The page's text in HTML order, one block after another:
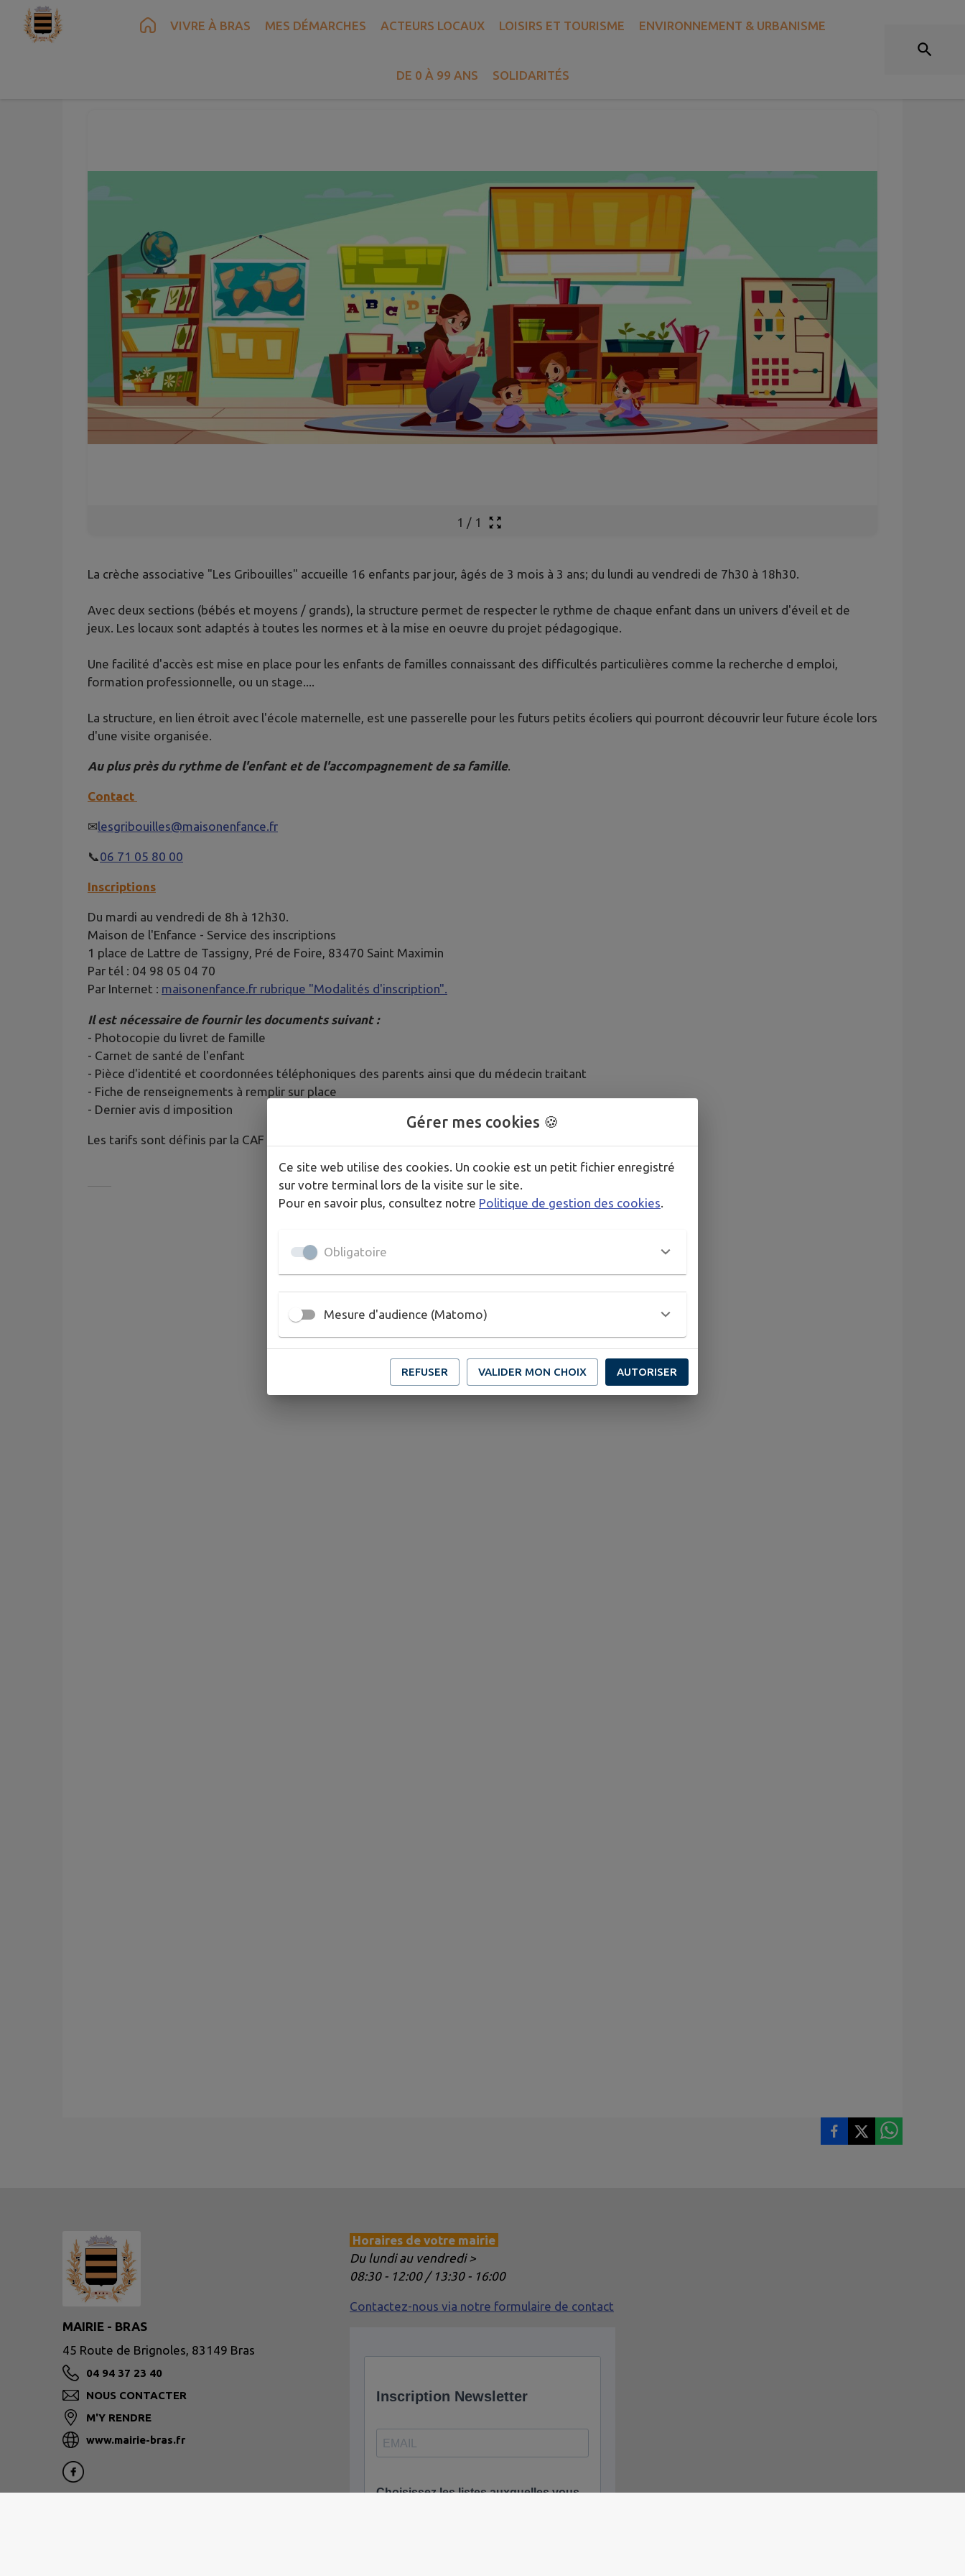
Contenu Recherche Pied de page
VIVRE À BRAS MES DÉMARCHES ACTEURS LOCAUX LOISIRS ET TOURISME ENVIRONNEMENT & URBANISME
DE 0 À 99 ANS SOLIDARITÉS
Crèche Les Gribouilles
1 / 1
La crèche associative "Les Gribouilles" accueille 16 enfants par jour, âgés de 3 mois à 3 ans; du lundi au vendredi de 7h30 à 18h30.
Avec deux sections (bébés et moyens / grands), la structure permet de respecter le rythme de chaque enfant dans un univers d'éveil et de
jeux. Les locaux sont adaptés à toutes les normes et à la mise en oeuvre du projet pédagogique.
Une facilité d'accès est mise en place pour les enfants de familles connaissant des difficultés particulières comme la recherche d emploi,
formation professionnelle, ou un stage....
La structure, en lien étroit avec l'école maternelle, est une passerelle pour les futurs petits écoliers qui pourront découvrir leur future école lors
d'une visite organisée.
Au plus près du rythme de l'enfantet de l'accompagnement de sa famille.
Contact
✉lesgribouilles@maisonenfance.fr
📞06 71 05 80 00
Inscriptions
Du mardi au vendredi de 8h à 12h30.
Maison de l'Enfance - Service des inscriptions
1 place de Lattre de Tassigny, Pré de Foire, 83470 Saint Maximin
Par tél : 04 98 05 04 70
Par Internet : maisonenfance.fr rubrique "Modalités d'inscription".
Il est nécessaire de fournir les documents suivant :
- Photocopie du livret de famille
- Carnet de santé de l'enfant
- Pièce d'identité et coordonnées téléphoniques des parents ainsi que du médecin traitant
- Fiche de renseignements à remplir sur place
- Dernier avis d imposition
Les tarifs sont définis par la CAF en fonction de votre coefficient familial.
MAIRIE - BRAS
45 Route de Brignoles, 83149 Bras
04 94 37 23 40
NOUS CONTACTER
M'Y RENDRE
www.mairie-bras.fr
Horaires de votre mairie
Du lundi au vendredi >
08:30 - 12:00 / 13:30 - 16:00
Contactez-nous via notre formulaire de contact
Gérer mes cookies 🍪
Ce site web utilise des cookies. Un cookie est un petit fichier enregistré
sur votre terminal lors de la visite sur le site.
Pour en savoir plus, consultez notre Politique de gestion des cookies
Obligatoire
Mesure d'audience (Matomo)
REFUSER VALIDER MON CHOIX AUTORISER